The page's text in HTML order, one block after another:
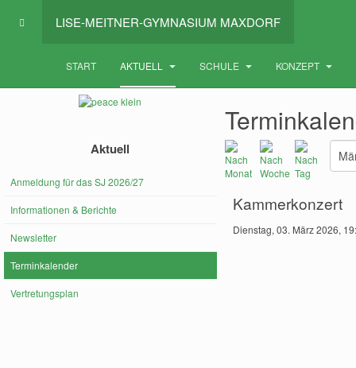
LISE-MEITNER-GYMNASIUM MAXDORF
START AKTUELL SCHULE KONZEPT
Kammerkonzert
Dienstag, 03. März 2026,
Aktuell
Anmeldung für das SJ 2026/27
Informationen & Berichte
Newsletter
Terminkalender
Vertretungsplan